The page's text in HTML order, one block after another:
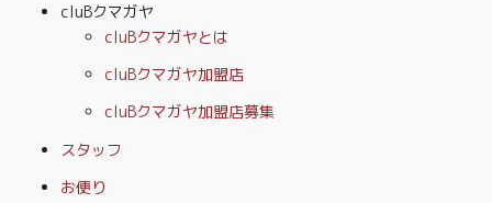
cluBクマガヤ
cluBクマガヤとは
cluBクマガヤ加盟店
cluBクマガヤ加盟店募集
スタッフ
お便り